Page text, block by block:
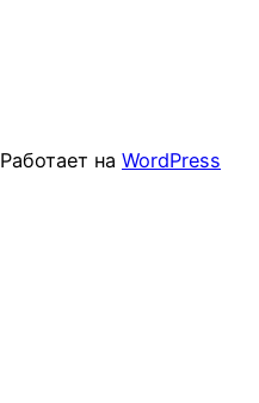
Работает на WordPress